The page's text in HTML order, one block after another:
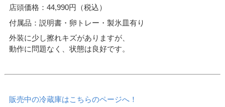
店頭価格：44,990円（税込）
付属品：説明書・卵トレー・製氷皿有り
外装に少し擦れキズがありますが、
動作に問題なく、状態は良好です。
販売中の冷蔵庫はこちらのページへ！